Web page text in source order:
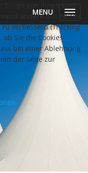
MENU
andere uns helfen,
verbessern (Tracking
Sie die Cookies
bei einer Ablehnung
der Seite zur